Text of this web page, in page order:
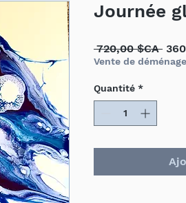
Journée
720,00 $CA Prix
Vente de
Quantité *